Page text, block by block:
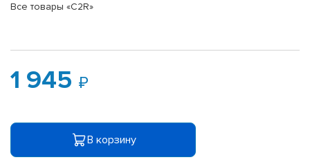
Все товары «C2R»
1 945
В корзину